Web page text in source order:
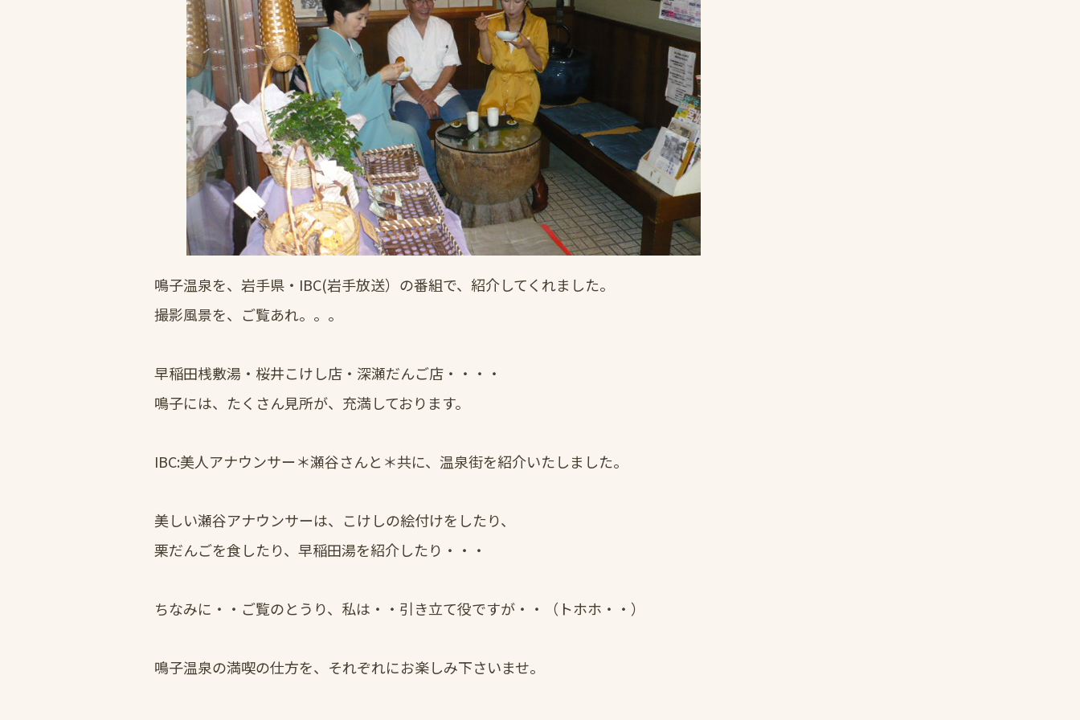
鳴子温泉を、岩手県・IBC(岩手放送）の番組で、紹介してくれました。
撮影風景を、ご覧あれ。。。
早稲田桟敷湯・桜井こけし店・深瀬だんご店・・・・
鳴子には、たくさん見所が、充満しております。
IBC:美人アナウンサー＊瀬谷さんと＊共に、温泉街を紹介いたしました。
美しい瀬谷アナウンサーは、こけしの絵付けをしたり、
栗だんごを食したり、早稲田湯を紹介したり・・・
ちなみに・・ご覧のとうり、私は・・引き立て役ですが・・（トホホ・・）
鳴子温泉の満喫の仕方を、それぞれにお楽しみ下さいませ。